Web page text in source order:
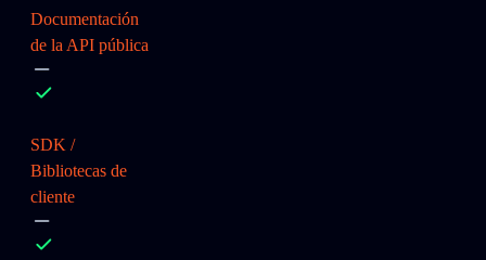
Documentación
de la API pública
SDK /
Bibliotecas de
cliente